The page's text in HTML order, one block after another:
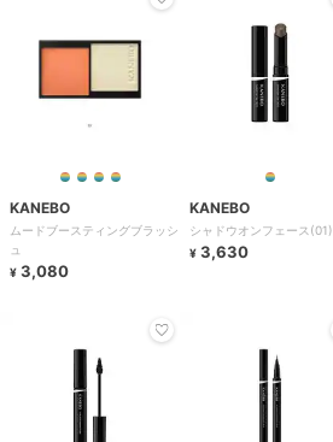
KANEBO
ムードブースティングブラッシ
ュ
¥ 3,080
KANEBO
シャドウオンフェース(01)
¥ 3,630